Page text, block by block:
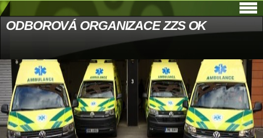
ODBOROVÁ ORGANIZACE ZZS OK